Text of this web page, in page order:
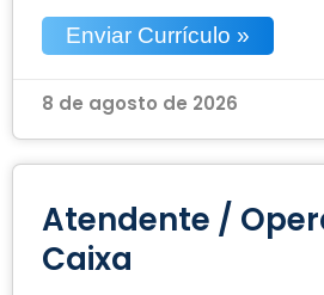
Enviar Currículo »
8 de agosto de 2026
Atendente /
Caixa